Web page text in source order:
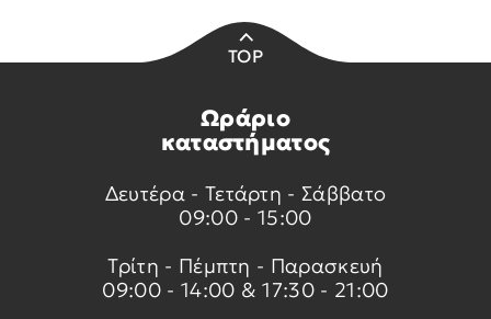
TOP
Ωράριο
καταστήματος
Δευτέρα - Τετάρτη - Σάββατο
09:00 - 15:00
Τρίτη - Πέμπτη - Παρασκευή
09:00 - 14:00 & 17:30 - 21:00